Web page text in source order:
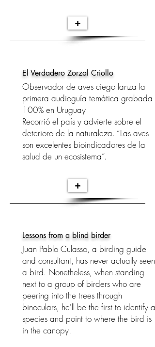
+
El Verdadero Zorzal Criollo
Observador de aves ciego lanza la
primera audioguía temática grabada
100% en Uruguay
Recorrió el país y advierte sobre el
deterioro de la naturaleza. “Las aves
son excelentes bioindicadores de la
salud de un ecosistema”.
+
Lessons from a blind birder
Juan Pablo Culasso, a birding guide
and consultant, has never actually seen
a bird. Nonetheless, when standing
next to a group of birders who are
peering into the trees through
binoculars, he'll be the first to identify a
species and point to where the bird is
in the canopy.